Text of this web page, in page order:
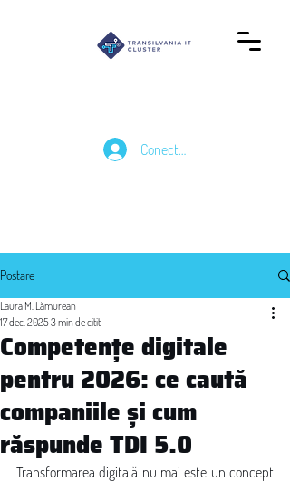
Conectează-te
Postare
Competențe digitale
pentru 2026: ce caută
companiile și cum
răspunde TDI 5.0
Laura M. Lămurean
17 dec. 20253 min de citit
Transformarea digitală nu mai este un concept